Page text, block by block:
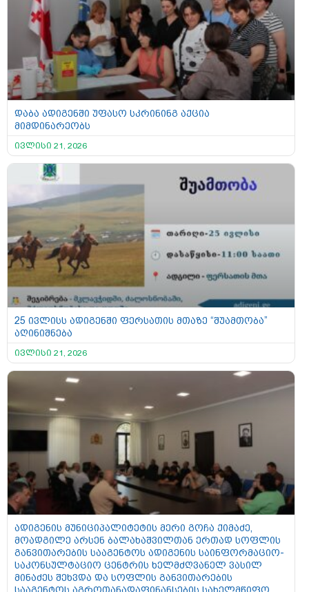
დაბა ადიგენში უფასო სკრინინგ აქცია
მიმდინარეობს
ივლისი 21, 2026
25 ივლისს ადიგენში ფერსათის მთაზე “შუამთობა”
აღინიშნება
ივლისი 21, 2026
ადიგენის მუნიციპალიტეტის მერი გოჩა ქიმაძე,
მოადგილე არსენ ბალახაშვილთან ერთად სოფლის
განვითარების სააგენტოს ადიგენის საინფორმაციო-
საკონსულტაციო ცენტრის ხელმძღვანელ ვასილ
მინაძეს შეხვდა და სოფლის განვითარების